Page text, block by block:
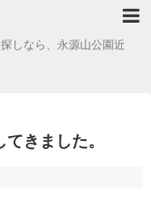
しなら、永源山公園近
きました。